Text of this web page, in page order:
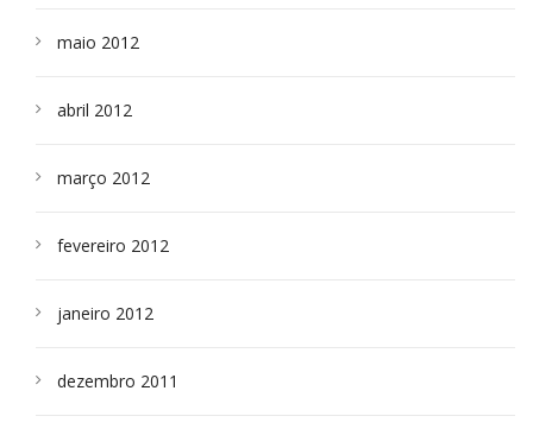
maio 2012
abril 2012
março 2012
fevereiro 2012
janeiro 2012
dezembro 2011